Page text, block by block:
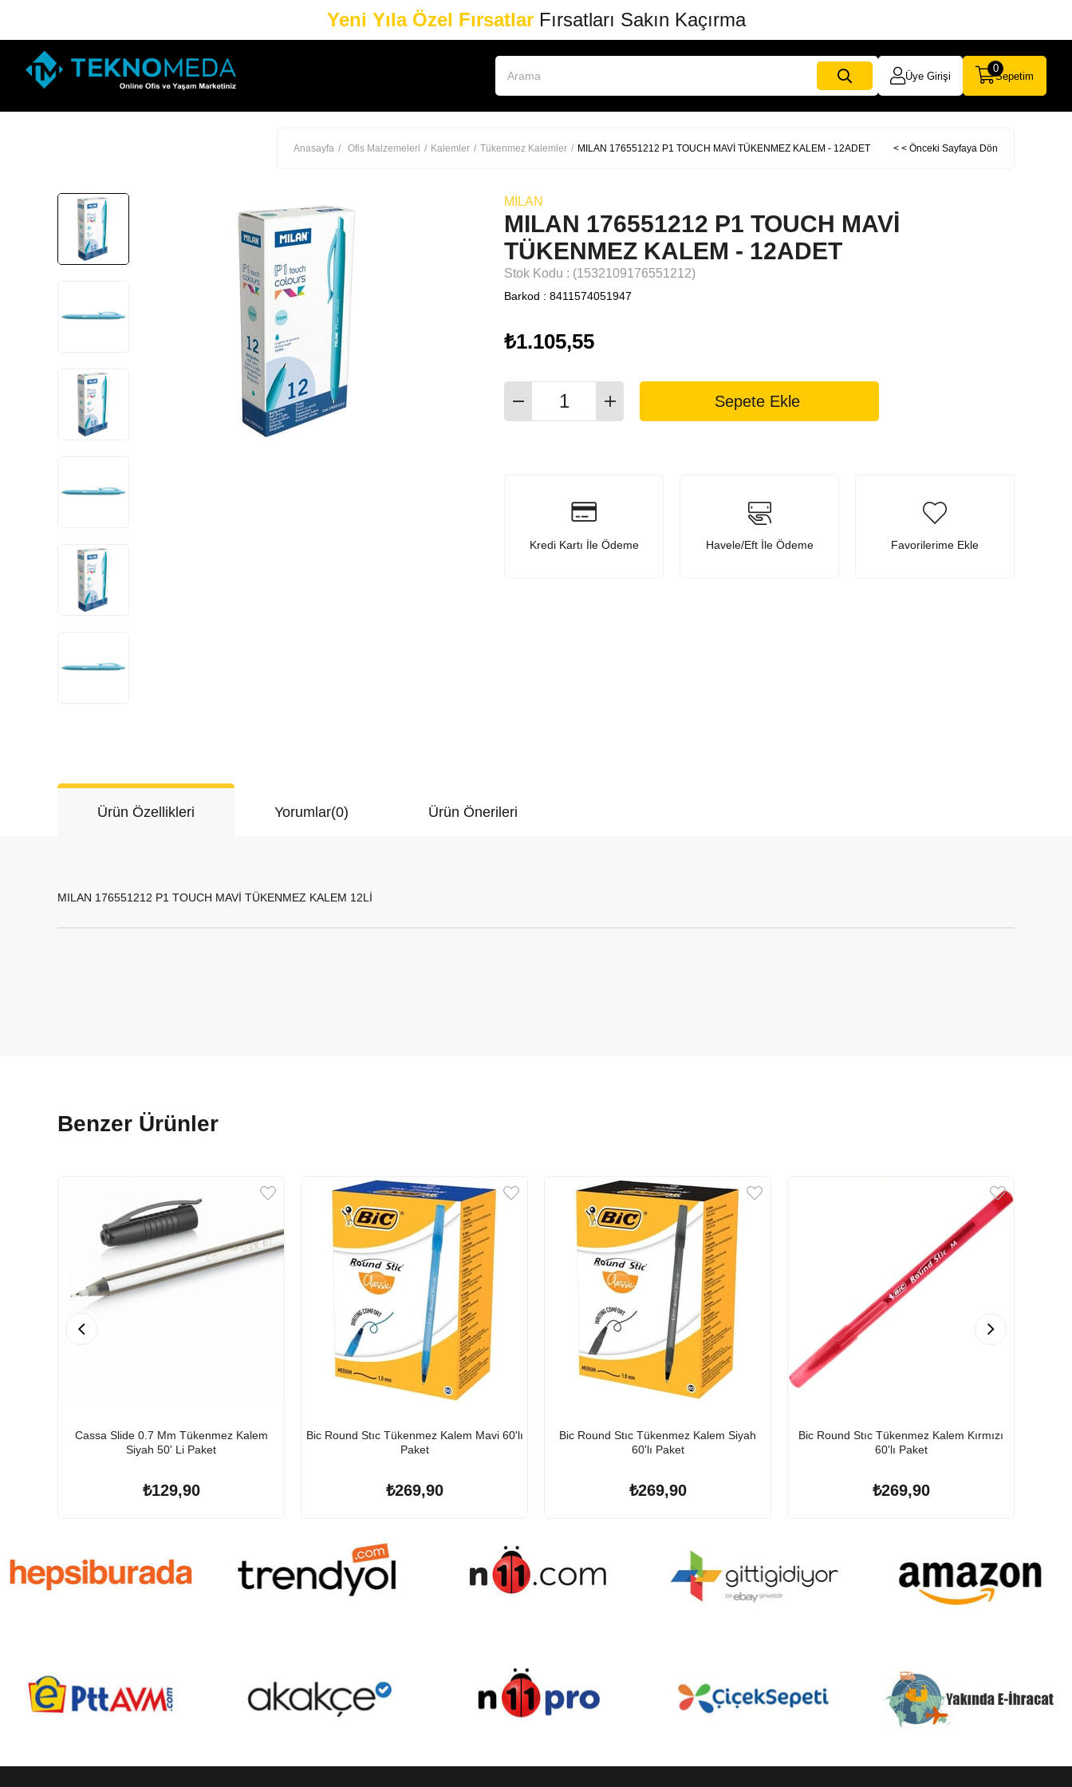
Yeni Yıla Özel FırsatlarFırsatları Sakın Kaçırma
Üye Girişi Sepetim
0
Anasayfa Ofis Malzemeleri Kalemler Tükenmez Kalemler MILAN 176551212 P1 TOUCH MAVİ TÜKENMEZ KALEM - 12ADET < < Önceki Sayfaya Dön
MILAN
MILAN 176551212 P1 TOUCH MAVİ
TÜKENMEZ KALEM - 12ADET
Stok Kodu (1532109176551212)
Barkod : 8411574051947
₺1.105,55
Kredi Kartı İle Ödeme Havele/Eft İle Ödeme Favorilerime Ekle
Ürün Özellikleri Yorumlar(0) Ürün Önerileri
MILAN 176551212 P1 TOUCH MAVİ TÜKENMEZ KALEM 12Lİ
Benzer Ürünler
Cassa Slide 0.7 Mm Tükenmez Kalem
Siyah 50' Li Paket
₺129,90
Bic Round Stıc Tükenmez Kalem Mavi 60'lı
Paket
₺269,90
Bic Round Stıc Tükenmez Kalem Siyah
60'lı Paket
₺269,90
Bic Round Stıc Tükenmez Kalem Kırmızı
60'lı Paket
₺269,90